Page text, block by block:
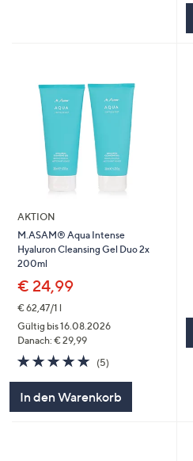
AKTION
M.ASAM® Aqua Intense
Hyaluron Cleansing Gel Duo 2x
200ml
€ 24,99
€ 62,47/1 l
Gültig bis 16.08.2026
Danach: € 29,99
5.0
von
5
(5)
In den Warenkorb